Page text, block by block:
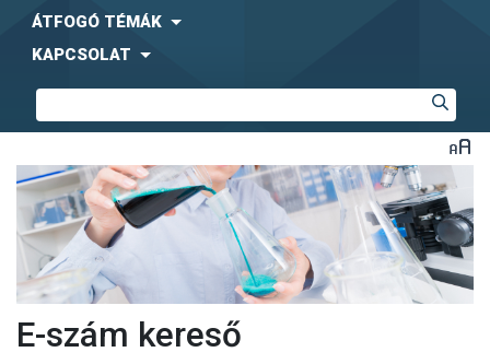
ÁTFOGÓ TÉMÁK
KAPCSOLAT
E-szám kereső